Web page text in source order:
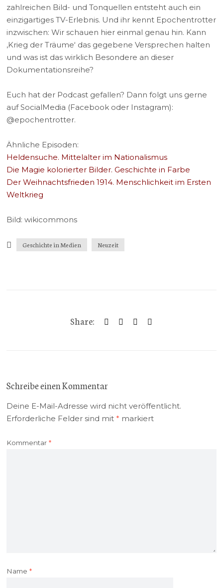
zahlreichen Bild- und Tonquellen entsteht auch ein
einzigartiges TV-Erlebnis. Und ihr kennt Epochentrotter
inzwischen: Wir schauen hier einmal genau hin. Kann
‚Krieg der Träume‘ das gegebene Versprechen halten
und was ist das wirklich Besondere an dieser
Dokumentationsreihe?
Euch hat der Podcast gefallen? Dann folgt uns gerne
auf SocialMedia (Facebook oder Instagram):
@epochentrotter.
Ähnliche Episoden:
Heldensuche. Mittelalter im Nationalismus
Die Magie kolorierter Bilder. Geschichte in Farbe
Der Weihnachtsfrieden 1914. Menschlichkeit im Ersten
Weltkrieg
Bild: wikicommons
Geschichte in Medien Neuzeit
Share:
Schreibe einen Kommentar
Deine E-Mail-Adresse wird nicht veröffentlicht.
Erforderliche Felder sind mit* markiert
Kommentar*
Name*